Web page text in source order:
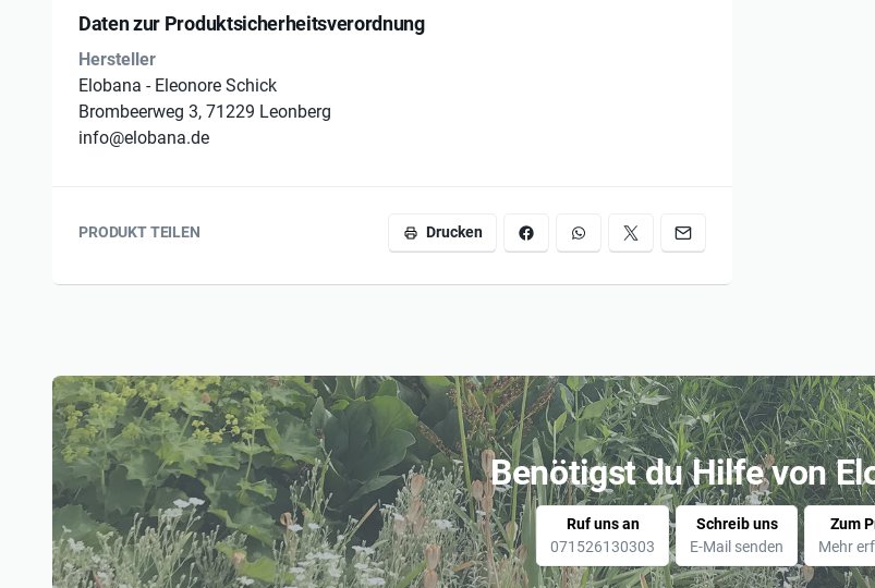
1 Tag: Das gesamte Material ist bereits dabei
2 Tage: Alles Material ist dabei. Am Ende des Seminares gibt es ein
Zertifikat
Daten zur Produktsicherheitsverordnung
Hersteller
Elobana - Eleonore Schick
Brombeerweg 3, 71229 Leonberg
info@elobana.de
PRODUKT TEILEN Drucken
Benötigst du Hilfe von
Ruf uns an
071526130303
Schreib uns
E-Mail senden
Zum
Mehr